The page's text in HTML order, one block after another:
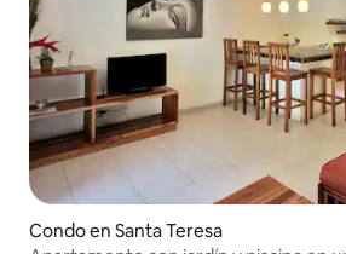
Condo en Santa Teresa